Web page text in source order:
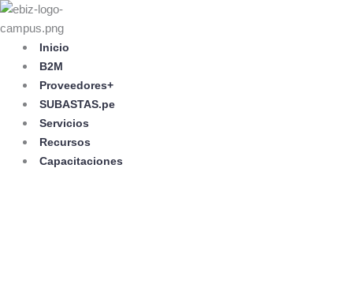
Skip
to
content
Inicio
B2M
Proveedores+
SUBASTAS.pe
Servicios
Recursos
Capacitaciones